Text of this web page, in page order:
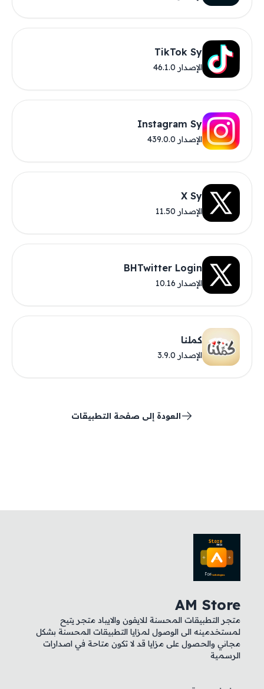
TikTok Sy
الإصدار 46.1.0
Instagram Sy
الإصدار 439.0.0
X Sy
الإصدار 11.50
BHTwitter Login
الإصدار 10.16
كملنا
الإصدار 3.9.0
العودة إلى صفحة التطبيقات
AM Store
متجر التطبيقات المحسنة للايفون والايباد متجر يتيح
لمستخدمينه الى الوصول لمزايا التطبيقات المحسنة بشكل
مجاني والحصول على مزايا قد لا تكون متاحة في اصدارات
الرسمية